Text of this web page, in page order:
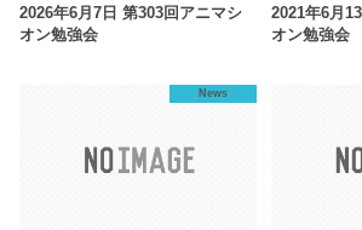
2026年6月7日 第303回アニマシ
オン勉強会
2021年6月
オン勉強会
News